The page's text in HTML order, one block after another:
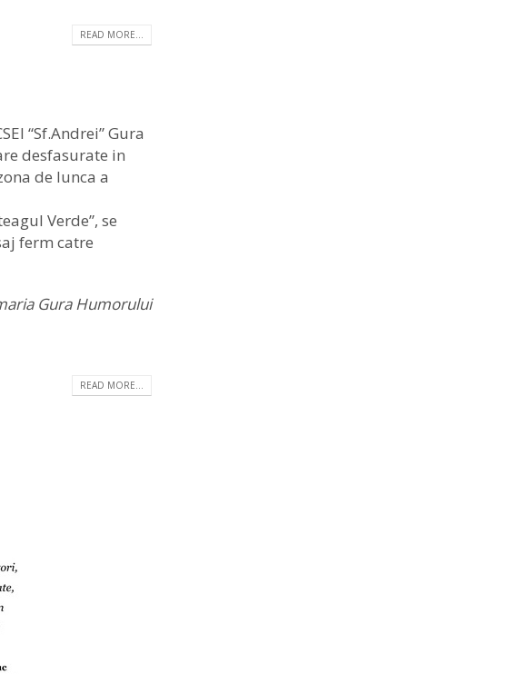
READ MORE...
“Sf.Andrei” Gura
desfasurate in
de lunca a
Verde”, se
ferm catre
Gura Humorului
READ MORE...